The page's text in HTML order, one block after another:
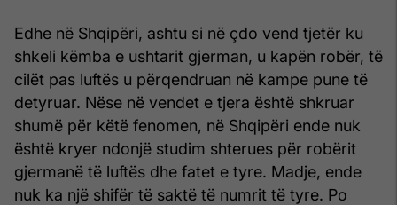
Edhe në Shqipëri, ashtu si në çdo vend tjetër ku
shkeli këmba e ushtarit gjerman, u kapën robër, të
cilët pas luftës u përqendruan në kampe pune të
detyruar. Nëse në vendet e tjera është shkruar
shumë për këtë fenomen, në Shqipëri ende nuk
është kryer ndonjë studim shterues për robërit
gjermanë të luftës dhe fatet e tyre. Madje, ende
nuk ka një shifër të saktë të numrit të tyre. Po